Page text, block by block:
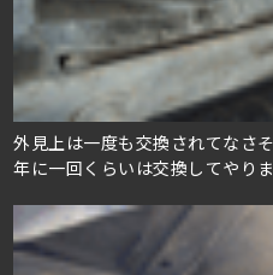
外見上は一度も交換されてなさ
年に一回くらいは交換してやりま